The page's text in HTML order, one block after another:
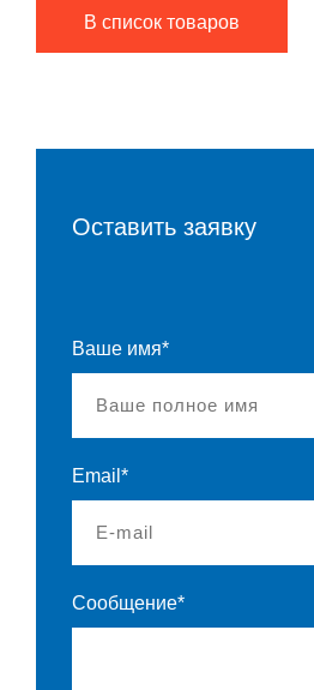
В список товаров
Оставить заявку
Ваше имя*
Email*
Сообщение*